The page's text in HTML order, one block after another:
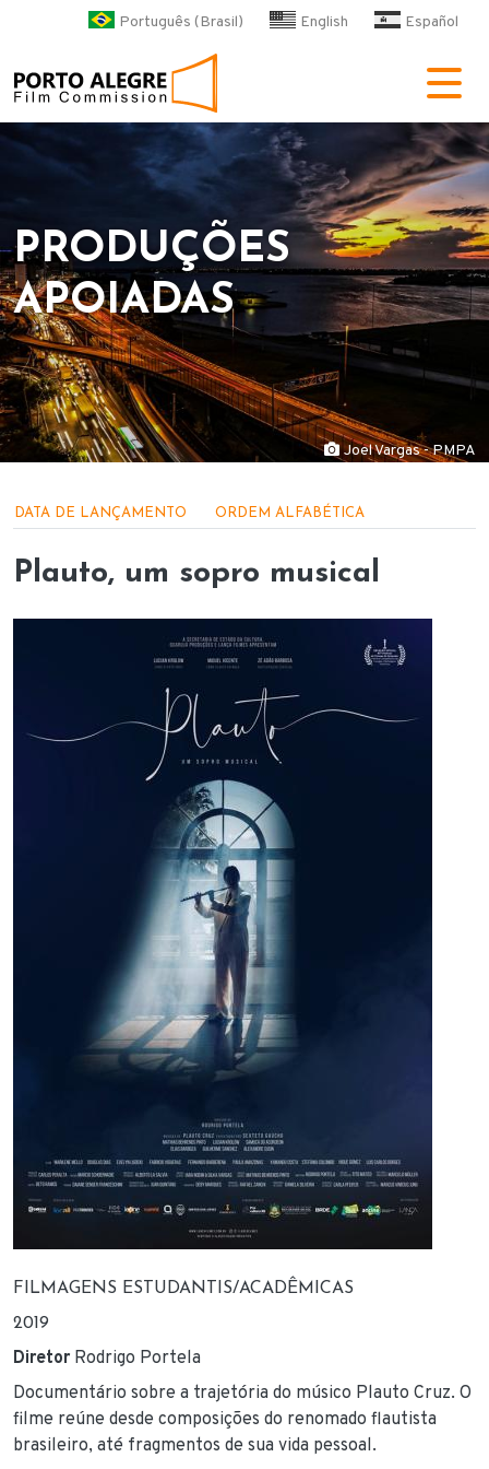
Pular para o conteúdo
Português (Brasil) English Español
POA Film Commission
PRODUÇÕES
APOIADAS
Joel Vargas - PMPA
Menu - Produções apoiadas
DATA DE LANÇAMENTO ORDEM ALFABÉTICA
Plauto, um sopro musical
FILMAGENS ESTUDANTIS/ACADÊMICAS
2019
Diretor Rodrigo Portela
Documentário sobre a trajetória do músico Plauto Cruz. O
filme reúne desde composições do renomado flautista
brasileiro, até fragmentos de sua vida pessoal.